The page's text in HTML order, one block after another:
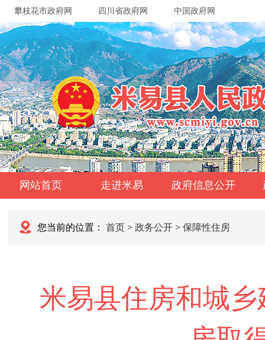
攀枝花市政府网 四川省政府网 中国政府网
网站首页 走进米易 政府信息公开
您当前的位置： 首页 > 政务公开 > 保障性住房
米易县住房和城